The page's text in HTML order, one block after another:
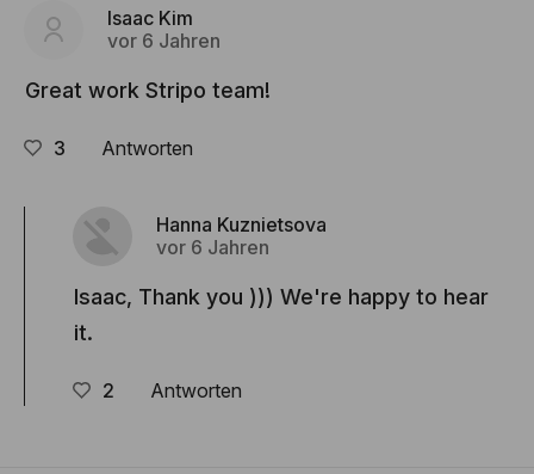
Isaac Kim
vor 6 Jahren
Great work Stripo team!
3 Antworten
Hanna Kuznietsova
vor 6 Jahren
Isaac, Thank you ))) We're happy to hear
it.
2 Antworten